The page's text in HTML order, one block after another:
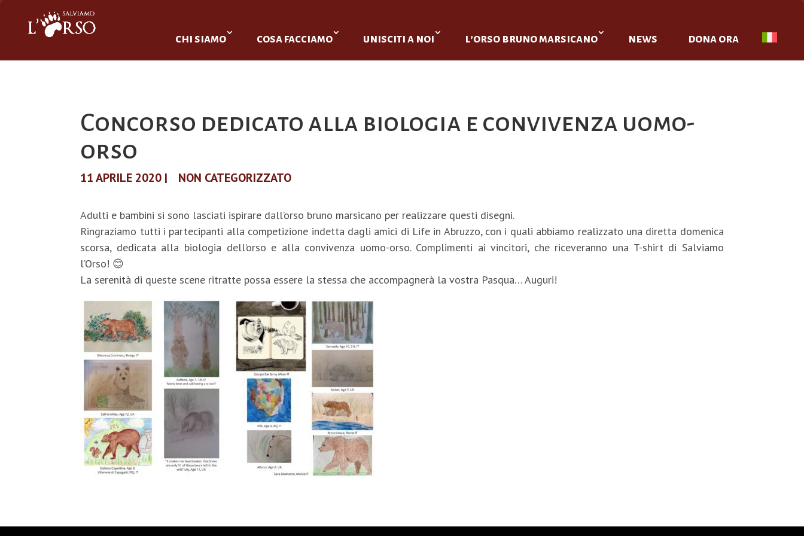
chi siamo cosa facciamo unisciti a noi l’orso bruno marsicano news dona ora
Concorso dedicato alla biologia e convivenza uomo-
orso
11 APRILE 2020 | NON CATEGORIZZATO
Adulti e bambini si sono lasciati ispirare dall’orso bruno marsicano per realizzare questi disegni.
Ringraziamo tutti i partecipanti alla competizione indetta dagli amici di Life in Abruzzo, con i quali abbiamo realizzato una diretta domenica
scorsa, dedicata alla biologia dell’orso e alla convivenza uomo-orso. Complimenti ai vincitori, che riceveranno una T-shirt di Salviamo
l’Orso! 😊
La serenità di queste scene ritratte possa essere la stessa che accompagnerà la vostra Pasqua… Auguri!